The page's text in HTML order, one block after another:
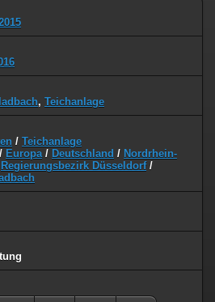
, Teichanlage
/ Teichanlage
/ Europa / Deutschland / Nordrhein-
Regierungsbezirk Düsseldorf/